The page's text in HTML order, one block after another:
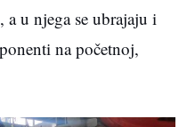
u njega se ubrajaju i
na početnoj,